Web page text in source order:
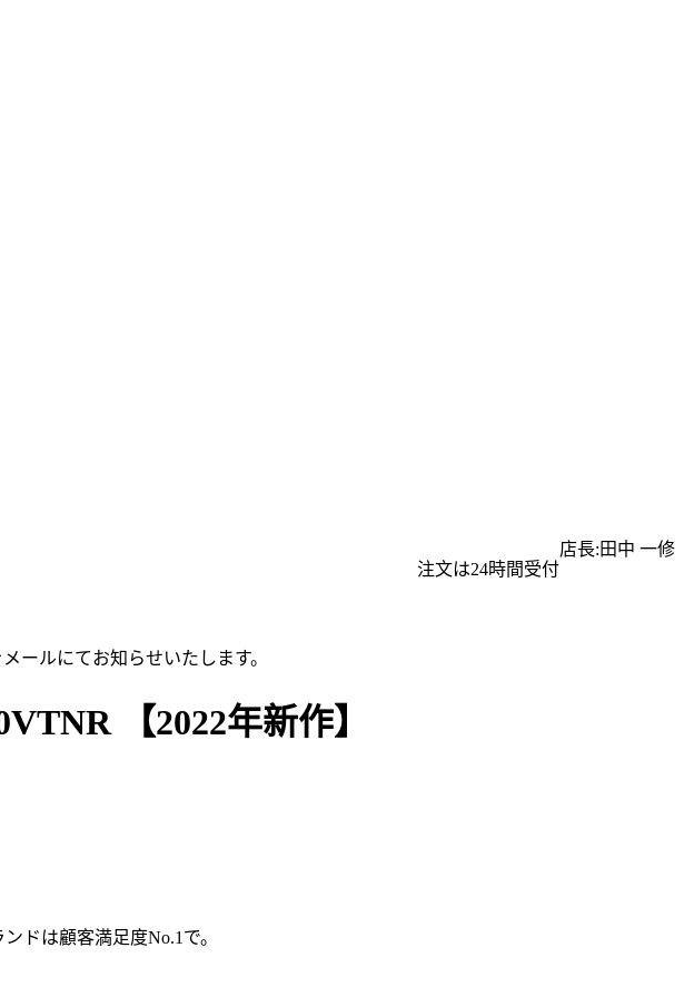
店長:田中 一修
注文は24時間受付
ールにてお知らせいたします。
【2022年新作】
ドは顧客満足度No.1で。